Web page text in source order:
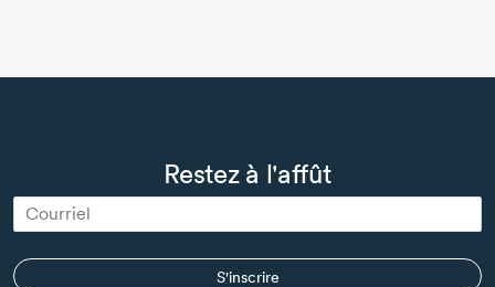
Restez à l'affût
S'inscrire